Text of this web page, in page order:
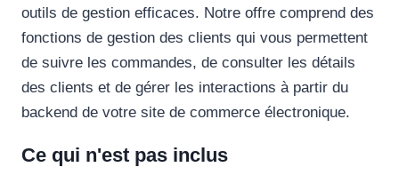
outils de gestion efficaces. Notre offre comprend des
fonctions de gestion des clients qui vous permettent
de suivre les commandes, de consulter les détails
des clients et de gérer les interactions à partir du
backend de votre site de commerce électronique.
Ce qui n'est pas inclus